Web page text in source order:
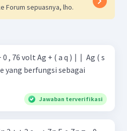
Forum sepuasnya, lho.
Jawaban terverifikasi